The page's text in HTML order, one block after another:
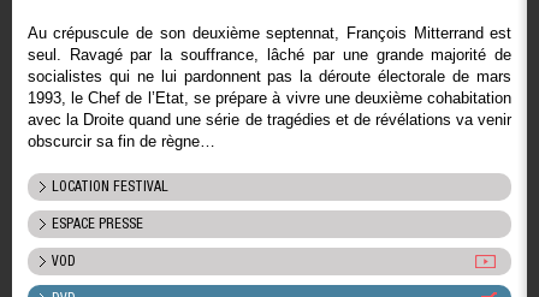
Au crépuscule de son deuxième septennat, François Mitterrand est
seul. Ravagé par la souffrance, lâché par une grande majorité de
socialistes qui ne lui pardonnent pas la déroute électorale de mars
1993, le Chef de l’Etat, se prépare à vivre une deuxième cohabitation
avec la Droite quand une série de tragédies et de révélations va venir
obscurcir sa fin de règne…
LOCATION FESTIVAL
ESPACE PRESSE
VOD